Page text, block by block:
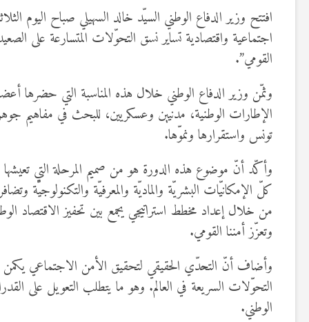
اجتماعية واقتصادية تساير نسق التحوّلات المتسارعة على
القومي”.
وثمّن وزير الدفاع الوطني خلال هذه المناسبة التي حضرها
الإطارات الوطنية، مدنيين وعسكريين، للبحث في مفاهيم
تونس واستقرارها ونموّها.
وأكّد أنّ موضوع هذه الدورة هو من صميم المرحلة التي تعيشها
كلّ الإمكانيّات البشريّة والماديّة والمعرفيّة والتكنولوجيّة
من خلال إعداد مخطط استراتيجي يجمع بين تحفيز الاقتصاد
وتعزّز أمننا القومي.
وأضاف أنّ التحدّي الحقيقي لتحقيق الأمن الاجتماعي يكمن في
التحوّلات السريعة في العالم. وهو ما يتطلب التعويل على
الوطني.